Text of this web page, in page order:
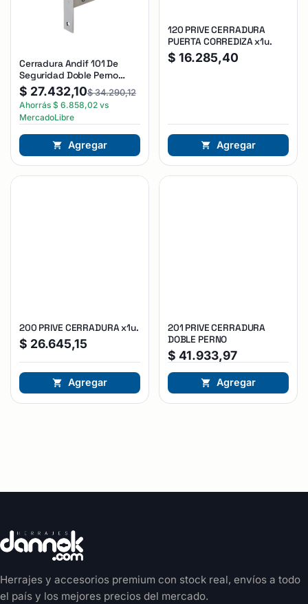
Cerradura Andif 101 De
Seguridad Doble Perno
Reforzada Plateado
$ 27.432,10$34.290,12
Ahorrás $ 6.858,02 vs
MercadoLibre
Agregar
120 PRIVE CERRADURA
PUERTA CORREDIZA x1u.
$ 16.285,40
Agregar
200 PRIVE CERRADURA x1u.
$ 26.645,15
Agregar
201 PRIVE CERRADURA
DOBLE PERNO
$ 41.933,97
Agregar
Herrajes y accesorios premium con stock real, envíos a todo
el país y los mejores precios del mercado.